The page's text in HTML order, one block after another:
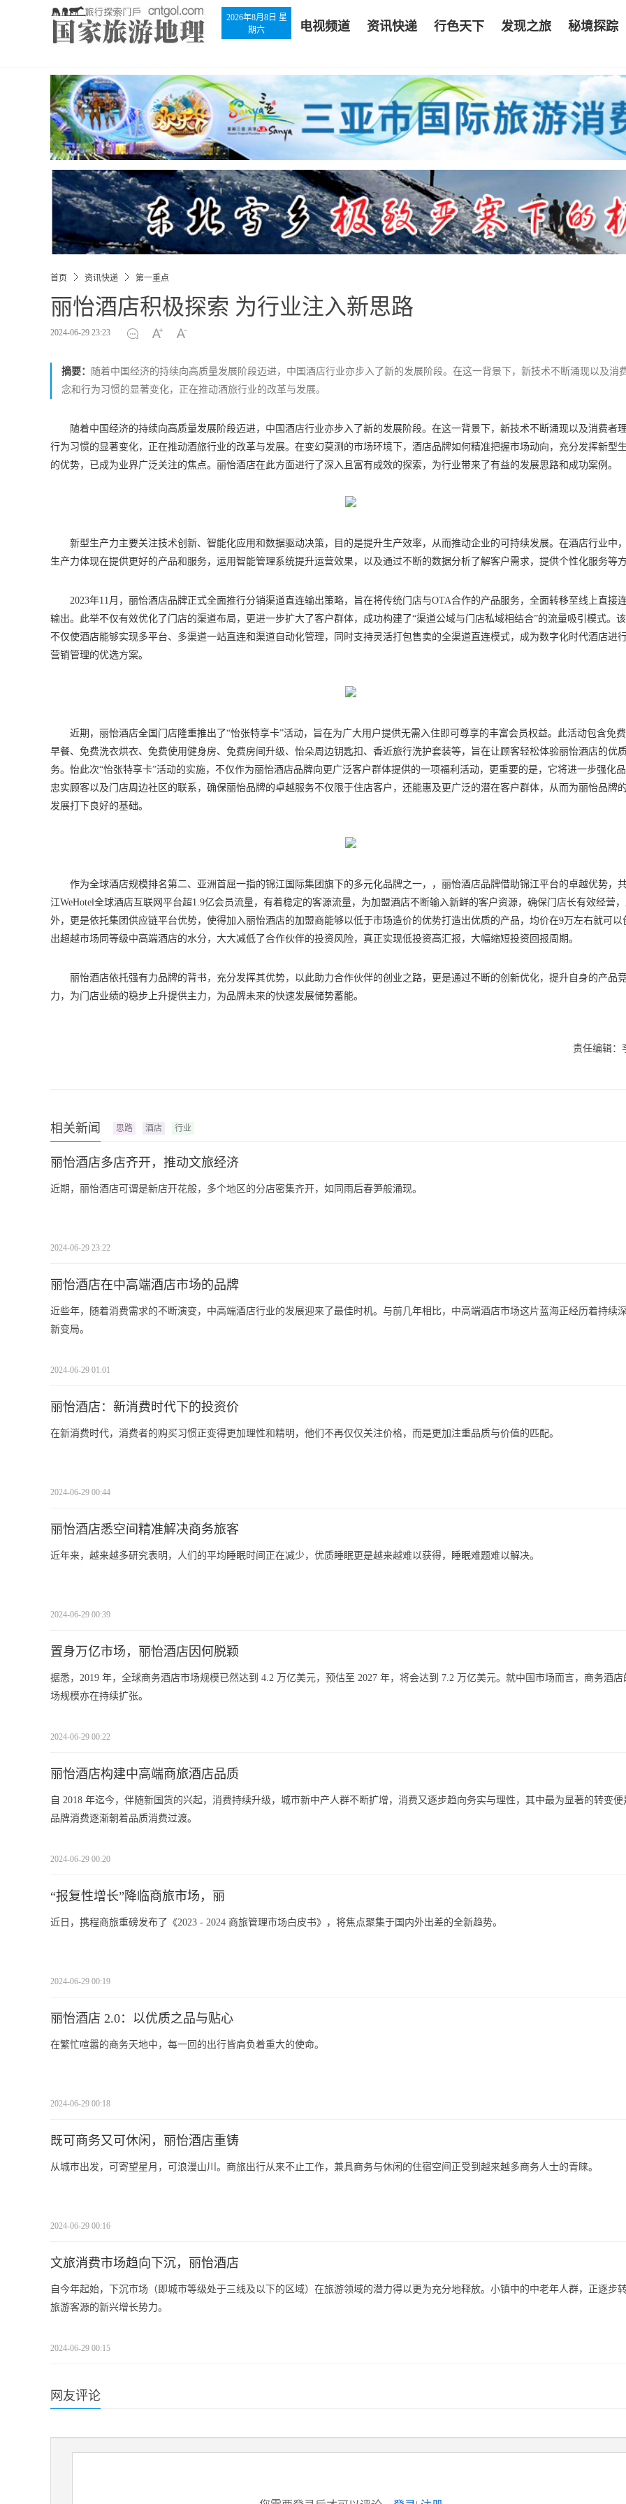
2026年8月8日 星
期六
电视频道 资讯快递 行色天下 发现之旅 秘境探踪
首页 资讯快递 第一重点
丽怡酒店积极探索 为行业注入新思路
2024-06-29 23:23
摘要：
随着中国经济的持续向高质量发展阶段迈进，中国酒店行业亦步入了新的发展阶段。在这一背景下，新技术不断涌现以及消
念和行为习惯的显著变化，正在推动酒旅行业的改革与发展。
随着中国经济的持续向高质量发展阶段迈进，中国酒店行业亦步入了新的发展阶段。在这一背景下，新技术不断涌现以及消费者
行为习惯的显著变化，正在推动酒旅行业的改革与发展。在变幻莫测的市场环境下，酒店品牌如何精准把握市场动向，充分发挥新型
的优势，已成为业界广泛关注的焦点。丽怡酒店在此方面进行了深入且富有成效的探索，为行业带来了有益的发展思路和成功案例。
新型生产力主要关注技术创新、智能化应用和数据驱动决策，目的是提升生产效率，从而推动企业的可持续发展。在酒店行业中
生产力体现在提供更好的产品和服务，运用智能管理系统提升运营效果，以及通过不断的数据分析了解客户需求，提供个性化服务等
2023年11月，丽怡酒店品牌正式全面推行分销渠道直连输出策略，旨在将传统门店与OTA合作的产品服务，全面转移至线上直接
输出。此举不仅有效优化了门店的渠道布局，更进一步扩大了客户群体，成功构建了“渠道公域与门店私域相结合”的流量吸引模式。
不仅使酒店能够实现多平台、多渠道一站直连和渠道自动化管理，同时支持灵活打包售卖的全渠道直连模式，成为数字化时代酒店进
营销管理的优选方案。
近期，丽怡酒店全国门店隆重推出了“怡张特享卡”活动，旨在为广大用户提供无需入住即可尊享的丰富会员权益。此活动包含免
早餐、免费洗衣烘衣、免费使用健身房、免费房间升级、怡朵周边钥匙扣、香近旅行洗护套装等，旨在让顾客轻松体验丽怡酒店的优
务。怡此次“怡张特享卡”活动的实施，不仅作为丽怡酒店品牌向更广泛客户群体提供的一项福利活动，更重要的是，它将进一步强化
忠实顾客以及门店周边社区的联系，确保丽怡品牌的卓越服务不仅限于住店客户，还能惠及更广泛的潜在客户群体，从而为丽怡品牌
发展打下良好的基础。
作为全球酒店规模排名第二、亚洲首屈一指的锦江国际集团旗下的多元化品牌之一，，丽怡酒店品牌借助锦江平台的卓越优势，
江WeHotel全球酒店互联网平台超1.9亿会员流量，有着稳定的客源流量，为加盟酒店不断输入新鲜的客户资源，确保门店长有效经营
外，更是依托集团供应链平台优势，使得加入丽怡酒店的加盟商能够以低于市场造价的优势打造出优质的产品，均价在9万左右就可以
出超越市场同等级中高端酒店的水分，大大减低了合作伙伴的投资风险，真正实现低投资高汇报，大幅缩短投资回报周期。
丽怡酒店依托强有力品牌的背书，充分发挥其优势，以此助力合作伙伴的创业之路，更是通过不断的创新优化，提升自身的产品
力，为门店业绩的稳步上升提供主力，为品牌未来的快速发展储势蓄能。
责任编辑：
相关新闻 思路 酒店 行业
丽怡酒店多店齐开，推动文旅经济
近期，丽怡酒店可谓是新店开花般，多个地区的分店密集齐开，如同雨后春笋般涌现。
2024-06-29 23:22
丽怡酒店在中高端酒店市场的品牌
近些年，随着消费需求的不断演变，中高端酒店行业的发展迎来了最佳时机。与前几年相比，中高端酒店市场这片蓝海正经历着持续
新变局。
2024-06-29 01:01
丽怡酒店：新消费时代下的投资价
在新消费时代，消费者的购买习惯正变得更加理性和精明，他们不再仅仅关注价格，而是更加注重品质与价值的匹配。
2024-06-29 00:44
丽怡酒店悉空间精准解决商务旅客
近年来，越来越多研究表明，人们的平均睡眠时间正在减少，优质睡眠更是越来越难以获得，睡眠难题难以解决。
2024-06-29 00:39
置身万亿市场，丽怡酒店因何脱颖
据悉，2019 年，全球商务酒店市场规模已然达到 4.2 万亿美元，预估至 2027 年，将会达到 7.2 万亿美元。就中国市场而言，商务酒店
场规模亦在持续扩张。
2024-06-29 00:22
丽怡酒店构建中高端商旅酒店品质
自 2018 年迄今，伴随新国货的兴起，消费持续升级，城市新中产人群不断扩增，消费又逐步趋向务实与理性，其中最为显著的转变便
品牌消费逐渐朝着品质消费过渡。
2024-06-29 00:20
“报复性增长”降临商旅市场，丽
近日，携程商旅重磅发布了《2023 - 2024 商旅管理市场白皮书》，将焦点聚集于国内外出差的全新趋势。
2024-06-29 00:19
丽怡酒店 2.0：以优质之品与贴心
在繁忙喧嚣的商务天地中，每一回的出行皆肩负着重大的使命。
2024-06-29 00:18
既可商务又可休闲，丽怡酒店重铸
从城市出发，可寄望星月，可浪漫山川。商旅出行从来不止工作，兼具商务与休闲的住宿空间正受到越来越多商务人士的青睐。
2024-06-29 00:16
文旅消费市场趋向下沉，丽怡酒店
自今年起始，下沉市场（即城市等级处于三线及以下的区域）在旅游领域的潜力得以更为充分地释放。小镇中的中老年人群，正逐步
旅游客源的新兴增长势力。
2024-06-29 00:15
网友评论